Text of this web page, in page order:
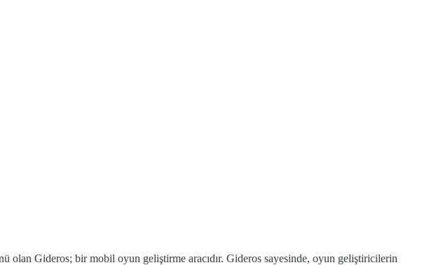
Gideros; bir mobil oyun geliştirme aracıdır. Gideros sayesinde, oyun geliştiricilerin